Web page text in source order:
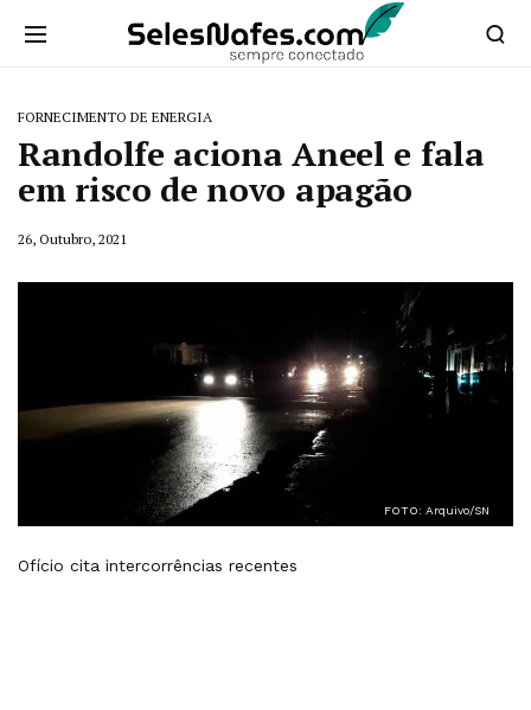
FORNECIMENTO DE ENERGIA
Randolfe aciona Aneel e fala
em risco de novo apagão
26, Outubro, 2021
FOTO: Arquivo/SN
Ofício cita intercorrências recentes